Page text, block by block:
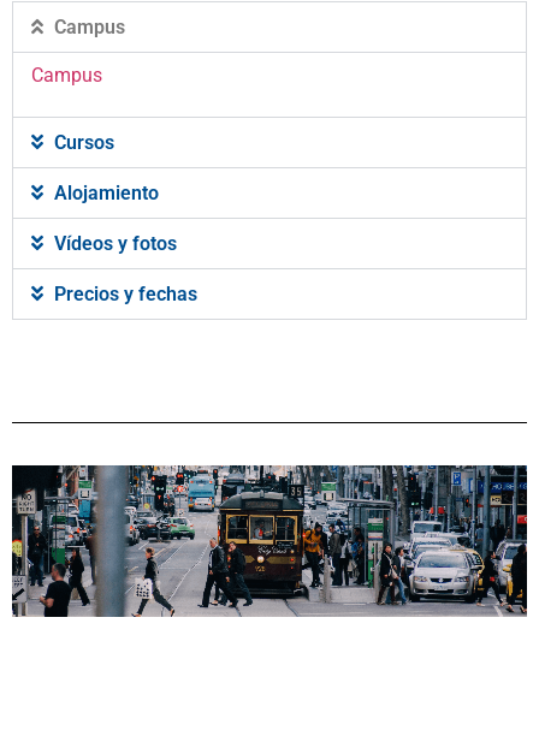
Campus
Campus
Cursos
Alojamiento
Vídeos y fotos
Precios y fechas